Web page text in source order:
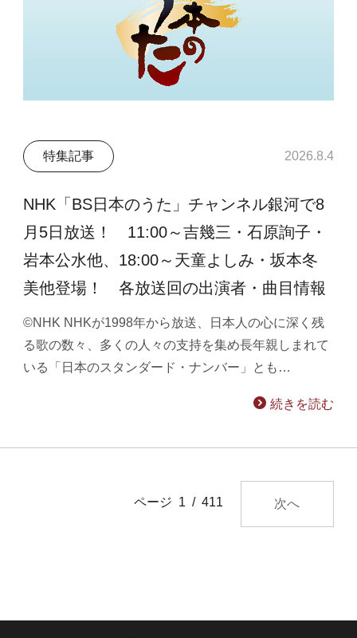
特集記事 2026.8.4
NHK「BS日本のうた」チャンネル銀河で8
月5日放送！ 11:00～吉幾三・石原詢子・
岩本公水他、18:00～天童よしみ・坂本冬
美他登場！ 各放送回の出演者・曲目情報
©NHK NHKが1998年から放送、日本人の心に深く残
る歌の数々、多くの人々の支持を集め長年親しまれて
いる「日本のスタンダード・ナンバー」とも…
続きを読む
ページ 1 / 411 次へ